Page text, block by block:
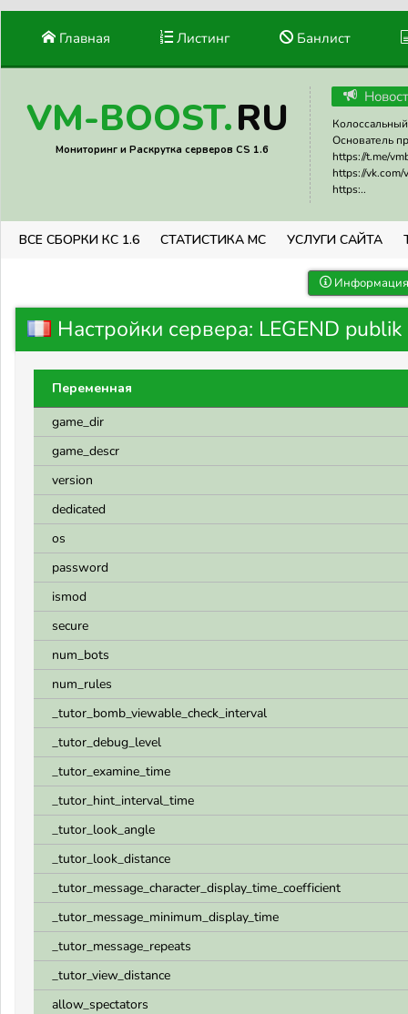
Главная Листинг Банлист
VM-BOOST.RU
Мониторинг и Раскрутка серверов CS 1.6
Основатель
https://t.me/
https://vk.com/
https:..
ВСЕ СБОРКИ КС 1.6 СТАТИСТИКА МС УСЛУГИ САЙТА
Настройки сервера: LEGEND
Переменная
game_dir
game_descr
version
dedicated
os
password
ismod
secure
num_bots
num_rules
_tutor_bomb_viewable_check_interval
_tutor_debug_level
_tutor_examine_time
_tutor_hint_interval_time
_tutor_look_angle
_tutor_look_distance
_tutor_message_character_display_time_coefficient
_tutor_message_minimum_display_time
_tutor_message_repeats
_tutor_view_distance
allow_spectators